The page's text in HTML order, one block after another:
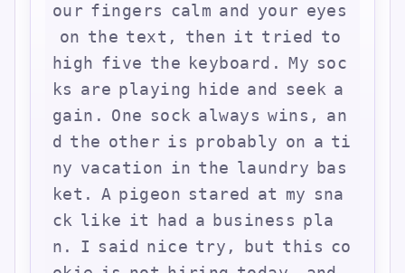
ou r finge rs calm and your eyes
on t he text , t hen it t ried to
high five t he keyboa rd . My soc
ks are playing hid e and seek a
gain . One sock always wins , an
d t he ot he r is probably on a ti
ny vacation in t he laund ry bas
ket . A pigeon stared at my sna
ck li ke it had a busines s pla
n . I said nice t ry , but t his co